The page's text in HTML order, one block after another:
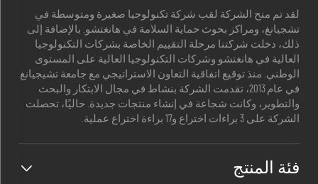
لقد تم منح الشركة لقب شركة تكنولوجيا صغيرة ومتوسطة في
تشجيانغ، ومراكز بحوث حماية السلامة في هانغتشو. بالإضافة إلى
ذلك، دخلت شركتنا مرحلة التقييم الخاصة بشركات التكنولوجيا
العالية في هانغتشو وشركات التكنولوجيا العالية على المستوى
الوطني. منذ توقيع اتفاقية التعاون الاستراتيجي مع جامعة تشيجيانغ
في عام 2013، تقدمت الشركة بنشاط في مجال الابتكار والبحث
والتطوير، وكانت شجاعة في إنشاء منتجات جديدة. حاليًا، تحصلت
الشركة على 3 براءات اختراع و17 براءة اختراع عملية.
فئة المنتج